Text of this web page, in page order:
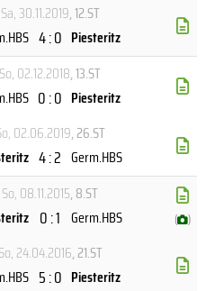
Sa, 30.11.2019, 12.ST
4 : 0 Piesteritz
So, 02.12.2018, 13.ST
0 : 0 Piesteritz
02.06.2019, 26.ST
4 : 2 Germ.HBS
So, 08.11.2015, 8.ST
0 : 1 Germ.HBS ( )
So, 24.04.2016, 21.ST
5 : 0 Piesteritz